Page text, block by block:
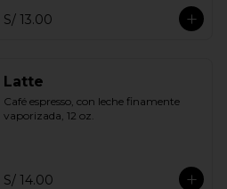
S/ 13.00
Latte
Café espresso, con leche finamente
vaporizada, 12 oz.
S/ 14.00